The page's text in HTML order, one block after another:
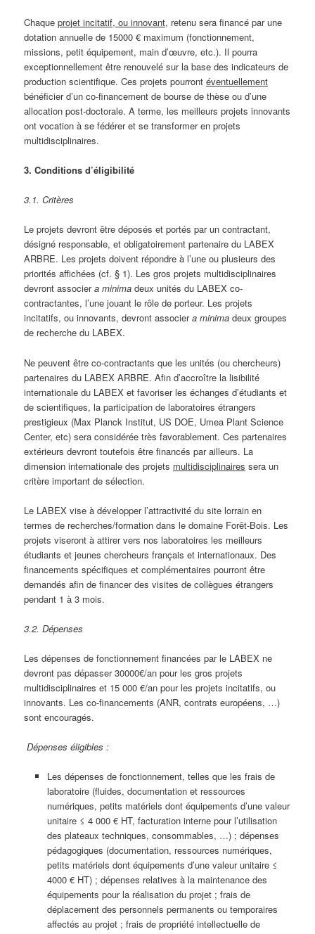
Chaqueprojet incitatif, ou innovant, retenu sera financé par une
dotation annuelle de 15000 € maximum (fonctionnement,
missions, petit équipement, main d’œuvre, etc.). Il pourra
exceptionnellement être renouvelé sur la base des indicateurs de
production scientifique. Ces projets pourrontéventuellement
bénéficier d’un co-financement de bourse de thèse ou d’une
allocation post-doctorale. A terme, les meilleurs projets innovants
ont vocation à se fédérer et se transformer en projets
multidisciplinaires.
3. Conditions d’éligibilité
3.1. Critères
Le projets devront être déposés et portés par un contractant,
désigné responsable, et obligatoirement partenaire du LABEX
ARBRE. Les projets doivent répondre à l’une ou plusieurs des
priorités affichées (cf. § 1). Les gros projets multidisciplinaires
devront associera minima deux unités du LABEX co-
contractantes, l’une jouant le rôle de porteur. Les projets
incitatifs, ou innovants, devront associera minima deux groupes
de recherche du LABEX.
Ne peuvent être co-contractants que les unités (ou chercheurs)
partenaires du LABEX ARBRE. Afin d’accroître la lisibilité
internationale du LABEX et favoriser les échanges d’étudiants et
de scientifiques, la participation de laboratoires étrangers
prestigieux (Max Planck Institut, US DOE, Umea Plant Science
Center, etc) sera considérée très favorablement. Ces partenaires
extérieurs devront toutefois être financés par ailleurs. La
dimension internationale des projets multidisciplinaires sera un
critère important de sélection.
Le LABEX vise à développer l’attractivité du site lorrain en
termes de recherches/formation dans le domaine Forêt-Bois. Les
projets viseront à attirer vers nos laboratoires les meilleurs
étudiants et jeunes chercheurs français et internationaux. Des
financements spécifiques et complémentaires pourront être
demandés afin de financer des visites de collègues étrangers
pendant 1 à 3 mois.
3.2. Dépenses
Les dépenses de fonctionnement financées par le LABEX ne
devront pas dépasser 30000€/an pour les gros projets
multidisciplinaires et 15 000 €/an pour les projets incitatifs, ou
innovants. Les co-financements (ANR, contrats européens, …)
sont encouragés.
Dépenses éligibles :
Les dépenses de fonctionnement, telles que les frais de
laboratoire (fluides, documentation et ressources
numériques, petits matériels dont équipements d’une valeur
unitaire ≤ 4 000 € HT, facturation interne pour l’utilisation
des plateaux techniques, consommables, …) ; dépenses
pédagogiques (documentation, ressources numériques,
petits matériels dont équipements d’une valeur unitaire ≤
4000 € HT) ; dépenses relatives à la maintenance des
équipements pour la réalisation du projet ; frais de
déplacement des personnels permanents ou temporaires
affectés au projet ; frais de propriété intellectuelle de